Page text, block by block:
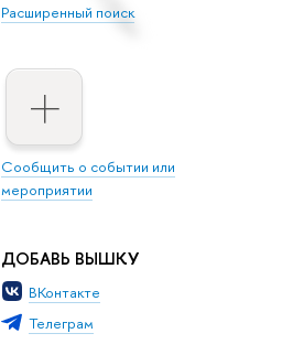
Расширенный поиск
Сообщить о событии или
мероприятии
ДОБАВЬ ВЫШКУ
ВКонтакте
Телеграм